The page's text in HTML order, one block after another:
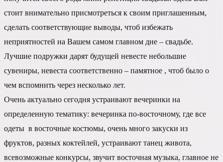
стоит внимательно присмотреться к своим приглашенным,
сделать соответствующие выводы, чтоб избежать
неприятностей на Вашем самом главном дне – свадьбе.
Лучшие подружки дарят будущей невесте небольшие
сувениры, невеста соответственно – памятное , чтоб было о
чем вспомнить через несколько лет.
Очень актуально сегодня устраивают вечеринки на
определенную тематику: вечеринка по-восточному, где все
одеты в восточные костюмы, очень много закуски из
фруктов, разных коктейлей, устраивают танец живота,
всевозможные конкурсы, звучит восточная музыка, главное не